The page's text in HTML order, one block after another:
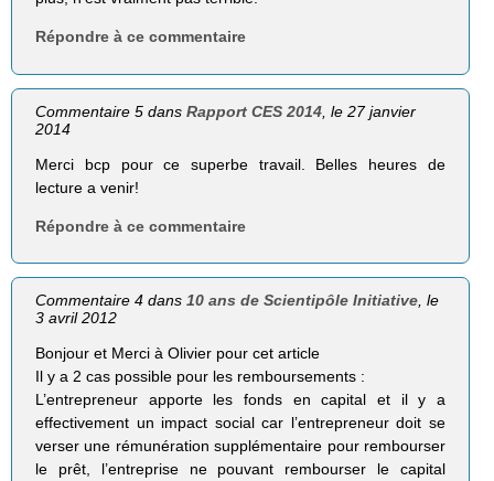
Répondre à ce commentaire
Commentaire 5 dansRapport CES 2014 , le 27 janvier
2014
Merci bcp pour ce superbe travail. Belles heures de
lecture a venir!
Répondre à ce commentaire
Commentaire 4 dans10 ans de Scientipôle Initiative , le
3 avril 2012
Bonjour et Merci à Olivier pour cet article
Il y a 2 cas possible pour les remboursements :
L’entrepreneur apporte les fonds en capital et il y a
effectivement un impact social car l’entrepreneur doit se
verser une rémunération supplémentaire pour rembourser
le prêt, l’entreprise ne pouvant rembourser le capital